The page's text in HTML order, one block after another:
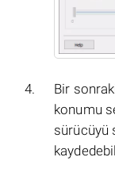
Bir
konumu
sürücüyü